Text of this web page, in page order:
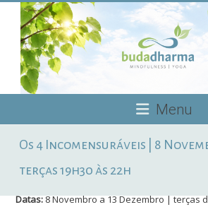
content
Yoga
Menu
Os 4 Incomensuráveis | 8
terças 19h30 às 22h
Datas:8 Novembro a 13 Dezembro | terças